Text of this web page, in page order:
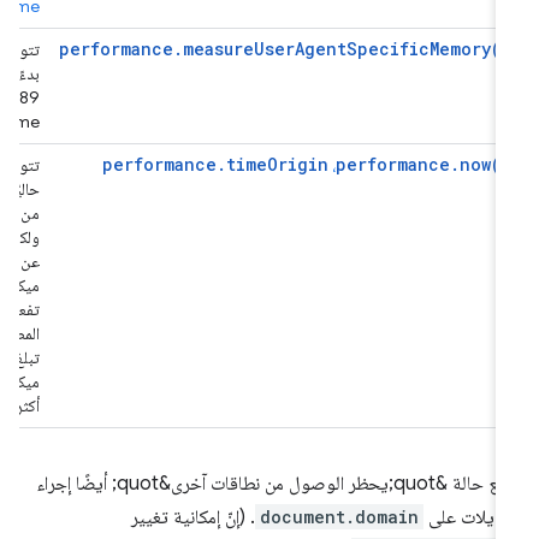
Chrome
performance.measureUserAgentSpecificMemory()
تتوفّر هذه
بدءًا من
89 من
Chrome.
performance.now()،performance.timeOrigin
تتوفّر هذه
حاليًا في
من
ولكن بدقة
عن 100
تفعيل
المصادر،
تمنع حالة &quot;يحظر الوصول من نطاقات آخرى&quot; أيضًا إجراء
على document.domain . (إنّ إمكانية تغيير